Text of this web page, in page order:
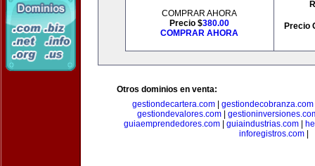
COMPRAR AHORA
Precio $380.00
COMPRAR AHORA
Precio
Otros dominios en venta:
gestiondecartera.com| gestiondecobranza.com
gestiondevalores.com|
guiaemprendedores.com
guiaindustrias.com
inforegistros.com|